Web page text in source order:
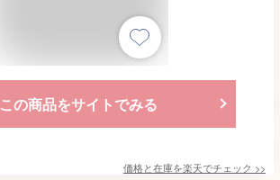
この商品をサイトでみる
価格と在庫を楽天でチェック >>